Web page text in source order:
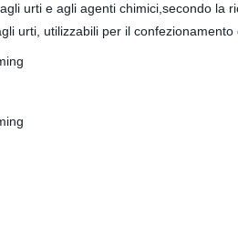
urti e agli agenti chimici,secondo la
urti, utilizzabili per il